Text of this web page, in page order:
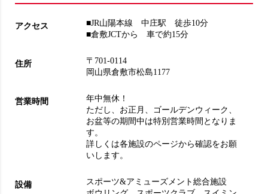
アクセス
■JR山陽本線 中庄駅 徒歩10分
■倉敷JCTから 車で約15分
住所
〒701-0114
岡山県倉敷市松島1177
営業時間
年中無休！
ただし、お正月、ゴールデンウィーク、
お盆等の期間中は特別営業時間となりま
す。
詳しくは各施設のページから確認をお願
いします。
設備
スポーツ&アミューズメント総合施設